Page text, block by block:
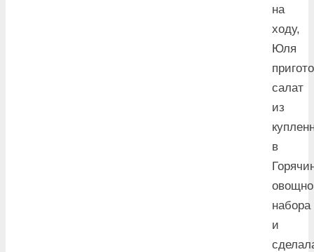
на
ходу,
Юля
салат
из
в
набора
и